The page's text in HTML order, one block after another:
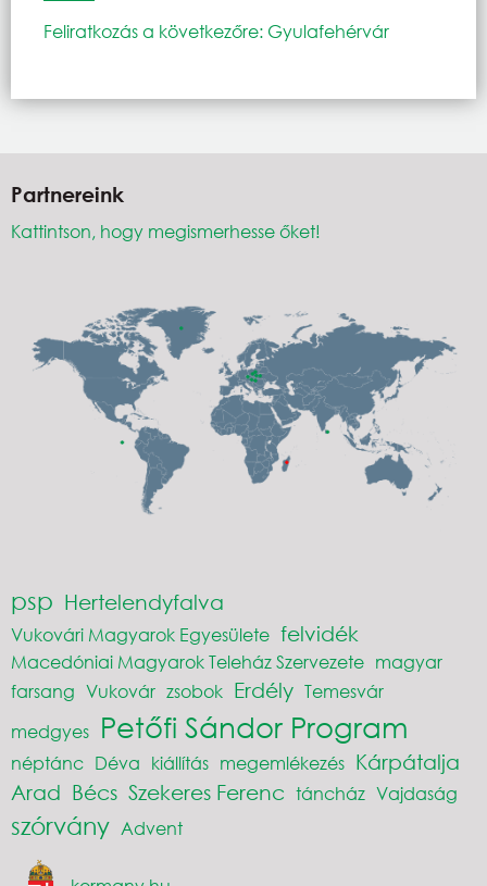
Feliratkozás a következőre: Gyulafehérvár
Partnereink
Kattintson, hogy megismerhesse őket!
psp Hertelendyfalva
Vukovári Magyarok Egyesülete felvidék
Macedóniai Magyarok Teleház Szervezete magyar
farsang Vukovár zsobok Erdély Temesvár
medgyes Petőfi Sándor Program
néptánc Déva kiállítás megemlékezés Kárpátalja
Arad Bécs Szekeres Ferenc táncház Vajdaság
szórvány Advent